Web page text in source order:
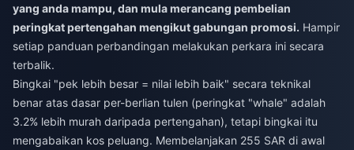
yang anda mampu, dan mula merancang pembelian
peringkat pertengahan mengikut gabungan promosi. Hampir
setiap panduan perbandingan melakukan perkara ini secara
terbalik.
Bingkai "pek lebih besar = nilai lebih baik" secara teknikal
benar atas dasar per-berlian tulen (peringkat "whale" adalah
3.2% lebih murah daripada pertengahan), tetapi bingkai itu
mengabaikan kos peluang. Membelanjakan 255 SAR di awal